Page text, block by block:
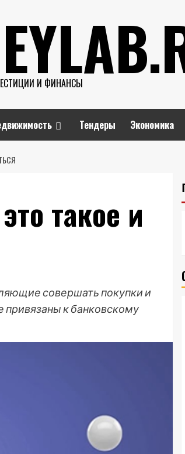
И ФИНАНСЫ
Тендеры Экономика
такое и
совершать покупки и
привязаны к банковскому